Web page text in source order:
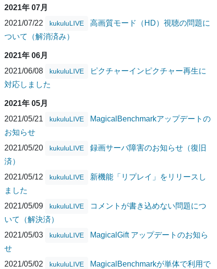
2021年 07月
2021/07/22
kukuluLIVE
高画質モード（HD）視聴の問題に
ついて（解消済み）
2021年 06月
2021/06/08
kukuluLIVE
ピクチャーインピクチャー再生に
対応しました
2021年 05月
2021/05/21
kukuluLIVE
MagicalBenchmarkアップデートの
お知らせ
2021/05/20
kukuluLIVE
録画サーバ障害のお知らせ（復旧
済）
2021/05/12
kukuluLIVE
新機能「リプレイ」をリリースし
ました
2021/05/09
kukuluLIVE
コメントが書き込めない問題につ
いて（解決済）
2021/05/03
kukuluLIVE
MagicalGift アップデートのお知ら
せ
2021/05/02
kukuluLIVE
MagicalBenchmarkが単体で利用で